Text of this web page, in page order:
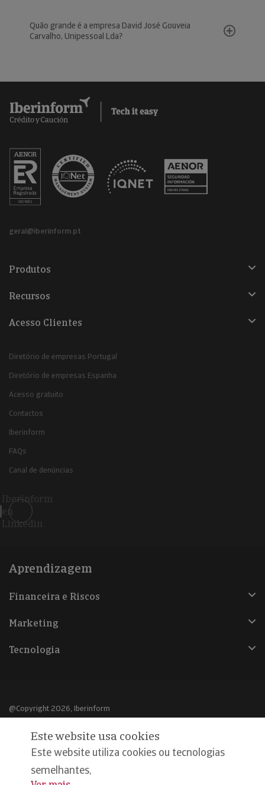
Quão grande é a empresa David José Gouveia
Carvalho, Unipessoal Lda?
geral@iberinform.pt
Produtos
Recursos
Acesso Clientes
Diretório de empresas Portugal
Diretório de empresas Espanha
Acesso gratuito
Contactos
Iberinform
FAQs
Canal de denúncias
Iberinform
en
Linkedin
Aprendizagem
Financeira e Riscos
Marketing
Tecnologia
@Copyright 2026, Iberinform
Aviso legal
Política de cookies
Declaração de privacidade
Este website usa cookies
Este website utiliza cookies ou tecnologias
semelhantes,